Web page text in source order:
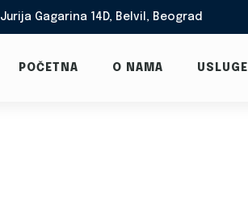
Jurija Gagarina 14D, Belvil, Beograd
POČETNA O NAMA USLUGE